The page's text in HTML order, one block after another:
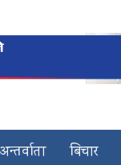
अन्तर्वाता बिचार